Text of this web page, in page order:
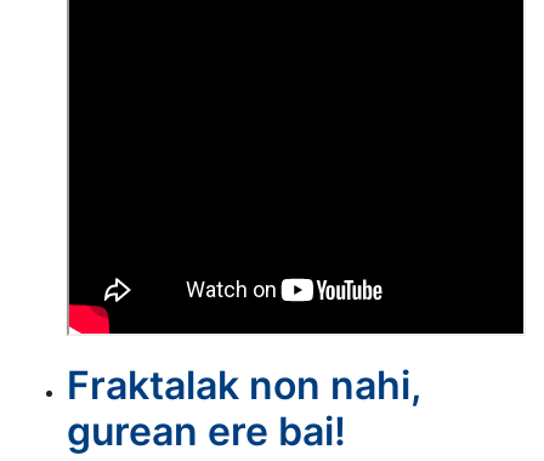
Fraktalak non nahi,
gurean ere bai!